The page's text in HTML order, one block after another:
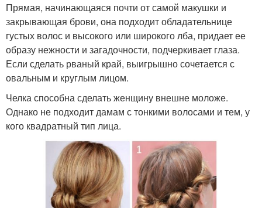
Прямая, начинающаяся почти от самой макушки и
закрывающая брови, она подходит обладательнице
густых волос и высокого или широкого лба, придает ее
образу нежности и загадочности, подчеркивает глаза.
Если сделать рваный край, выигрышно сочетается с
овальным и круглым лицом.
Челка способна сделать женщину внешне моложе.
Однако не подходит дамам с тонкими волосами и тем, у
кого квадратный тип лица.